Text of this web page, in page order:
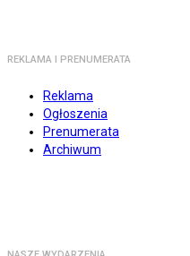
REKLAMA I PRENUMERATA
Reklama
Ogłoszenia
Prenumerata
Archiwum